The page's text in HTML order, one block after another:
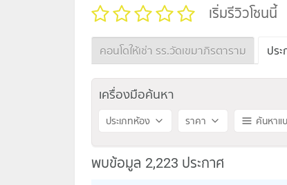
เริ่มรีวิวโซนนี้
คอนโดให้เช่า รร.วัดเขมาภิรตาราม ปร
เครื่องมือค้นหา
ประเภทห้อง ราคา ค้นหาแ
พบข้อมูล 2,223 ประกาศ